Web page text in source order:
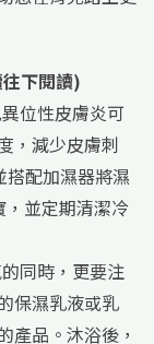
下閱讀)
位性皮膚炎可
，減少皮膚刺
配加濕器將濕
並定期清潔冷
同時，更要注
保濕乳液或乳
產品。沐浴後，